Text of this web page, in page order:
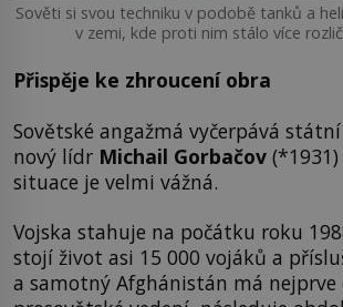
Sověti si svou techniku v podobě tanků a
v zemi, kde proti nim stálo více
Přispěje ke zhroucení obra
Sovětské angažmá vyčerpává
nový lídr Michail Gorbačov
situace je velmi vážná.
Vojska stahuje na počátku roku
stojí život asi 15 000 vojáků a
a samotný Afghánistán má nejprve